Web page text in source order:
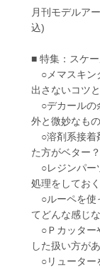
月刊モデルア
込)
■ 特集：スケ
○メマスキン
出さないコツ
○デカールの
外と微妙なも
○溶剤系接着
た方がベター？
○レジンパー
処理をしてお
○ルーペを使
てどんな感じ
○Ｐカッター
した扱い方が
○リューター